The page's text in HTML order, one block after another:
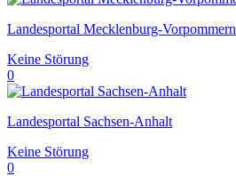
Landesportal Mecklenburg-Vorpommern
Keine Störung
0
Landesportal Sachsen-Anhalt
Keine Störung
0